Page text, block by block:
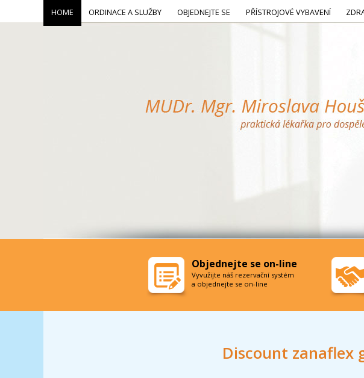
Discount zanaflex
HOME ORDINACE A SLUŽBY OBJEDNEJTE SE PŘÍSTROJOVÉ VYBAVENÍ
Objednejte se on-line
Vyvužijte náš rezervační systém
a objednejte se on-line